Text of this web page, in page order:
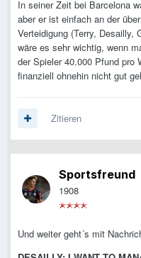
In seiner Zeit bei Barcelona
aber er ist einfach an der
Verteidigung (Terry, Desailly,
wäre es sehr wichtig, wenn
der Spieler 40.000 Pfund pro
finanziell ohnehin nicht gut
Zitieren
Sportsfreund
1908
Und weiter geht´s mit